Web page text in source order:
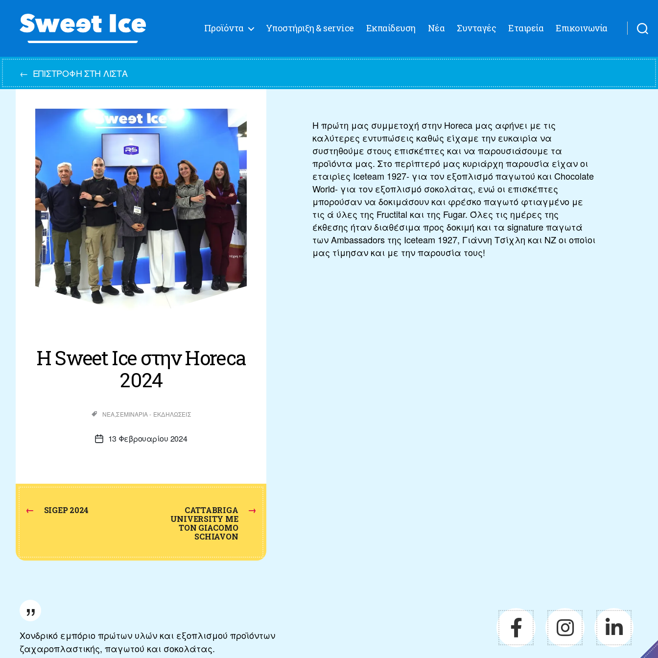
Ice
Προϊόντα Υποστήριξη & service Εκπαίδευση Νέα Συνταγές Εταιρεία Επικοινωνία
← ΕΠΙΣΤΡΟΦΉ ΣΤΗ ΛΊΣΤΑ
H Sweet Ice στην Horeca
2024
Κατηγορίες
ΝΈΑ ΣΕΜΙΝΆΡΙΑ - ΕΚΔΗΛΏΣΕΙΣ
Ημ.13 Φεβρουαρίου 2024
Η πρώτη μας συμμετοχή στην Horeca μας αφήνει με τις
καλύτερες εντυπώσεις καθώς είχαμε την ευκαιρία να
συστηθούμε στους επισκέπτες και να παρουσιάσουμε τα
προϊόντα μας. Στο περίπτερό μας κυριάρχη παρουσία είχαν οι
εταιρίες Iceteam 1927- για τον εξοπλισμό παγωτού και Chocolate
World- για τον εξοπλισμό σοκολάτας, ενώ οι επισκέπτες
μπορούσαν να δοκιμάσουν και φρέσκο παγωτό φτιαγμένο με
τις ά ύλες της Fructital και της Fugar. Όλες τις ημέρες της
έκθεσης ήταν διαθέσιμα προς δοκιμή και τα signature παγωτά
των Ambassadors της Iceteam 1927, Γιάννη Τσίχλη και NZ οι οποίοι
μας τίμησαν και με την παρουσία τους!
← SIGEP 2024 →
CATTABRIGA
UNIVERSITY ΜΕ
ΤΟΝ GIACOMO
SCHIAVON
Χονδρικό εμπόριο πρώτων υλών και εξοπλισμού προϊόντων
ζαχαροπλαστικής, παγωτού και σοκολάτας.